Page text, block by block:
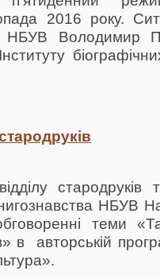
2016 року.
НБУВ Володимир
стародруків
НБУВ
теми
в авторській